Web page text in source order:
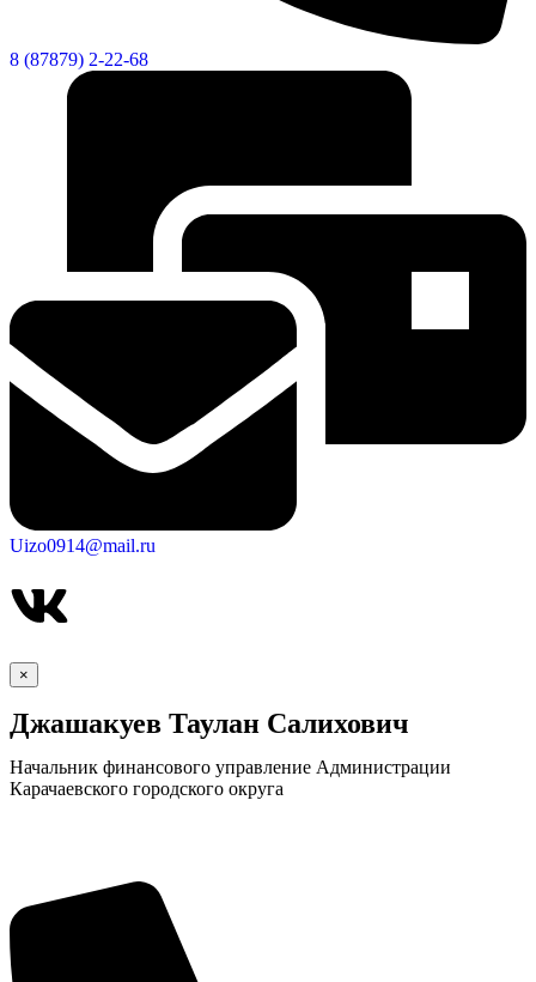
8 (87879) 2-22-68
Uizo0914@mail.ru
×
Джашакуев Таулан Салихович
Начальник финансового управление Администрации
Карачаевского городского округа